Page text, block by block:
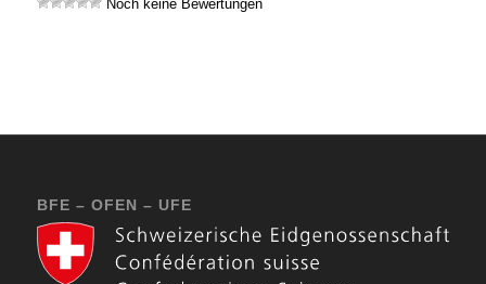
Noch keine Bewertungen
BFE – OFEN – UFE